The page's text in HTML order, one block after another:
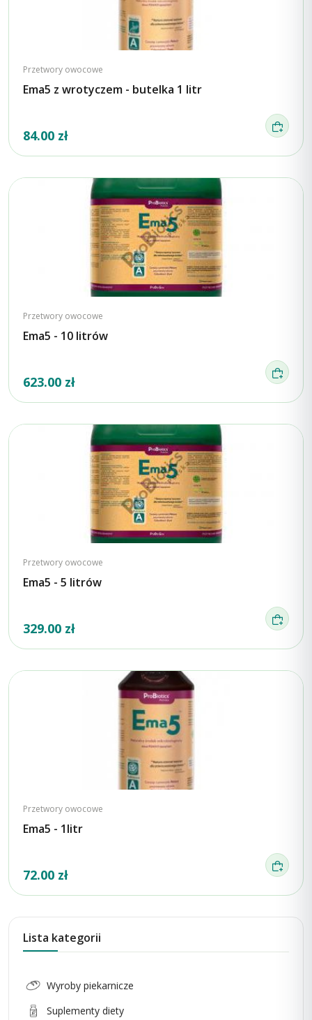
Przetwory owocowe
Ema5 z wrotyczem - butelka 1 litr
84.00 zł
Przetwory owocowe
Ema5 - 10 litrów
623.00 zł
Przetwory owocowe
Ema5 - 5 litrów
329.00 zł
Przetwory owocowe
Ema5 - 1litr
72.00 zł
Lista kategorii
Wyroby piekarnicze
Suplementy diety